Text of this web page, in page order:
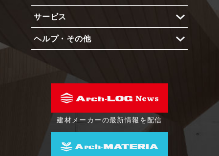
使い方
外部仕上
インテリア
メーカー 一覧
サービス
ショーケース
プライベートアカウント
製品登録依頼フォーム
ヘルプ・その他
動作環境
会社概要
利用規約建材メーカーの最新情報を配信